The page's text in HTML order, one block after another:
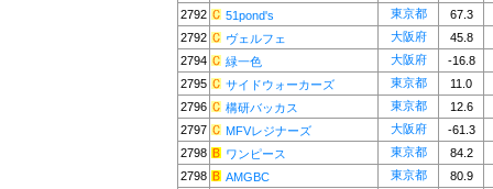
2792
51pond's 東京都
67.3
2792
ヴェルフェ 大阪府
45.8
2794
緑一色 大阪府
-16.8
2795
サイドウォーカーズ 東京都
11.0
2796
構研バッカス 東京都
12.6
2797
MFVレジナーズ 大阪府
-61.3
2798
ワンピース 東京都
84.2
2798
AMGBC 東京都 80.9